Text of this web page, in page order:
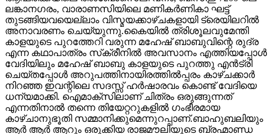
വേദിയിലും മഹേഷ് ബാബു കാളയുടെ പുറത്തു എൻട്രി
ചെയ്തപ്പോൾ അറുപത്തിനായിരത്തിൽപ്പരം കാഴ്ചക്കാർ
നിറഞ്ഞ ഇവന്റിലെ സദസ്സ് ഹർഷാരവം കൊണ്ട് വേദിയെ
ധന്യമാക്കി. ഐമാക്‌സിലാണ് ചിത്രം ഒരുങ്ങുന്നത്
എന്നതിനാല്‍ തന്നെ തിയേറ്ററുകളില്‍ ഗംഭീരമായ
കാഴ്ചാനുഭൂതി സമ്മാനിക്കുമെന്നുറപ്പാണ്.ബാഹുബലിയും
ആർ ആർ ആറും ഒരുക്കിയ രാജമൗലിയുടെ ബ്രഹ്മാണ്ഡ
ചിത്രം വാരണാസി 2027ൽ തിയേറ്ററുകളിലേക്കെത്തും. പി
ആർ ഓ ആൻഡ് മാർക്കറ്റിംഗ് സ്ട്രാറ്റജിസ്റ്റ് : പ്രതീഷ്
ശേഖർ.
Continue Reading